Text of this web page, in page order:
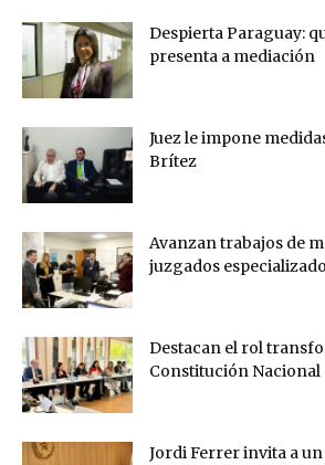
Despierta Paraguay:
presenta a mediación
Juez le impone
Brítez
Avanzan trabajos de
juzgados
Destacan el rol
Constitución Nacional
Jordi Ferrer invita a